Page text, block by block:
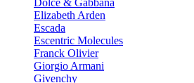
Dolce & Gabbana
Elizabeth Arden
Escada
Escentric Molecules
Franck Olivier
Giorgio Armani
Givenchy